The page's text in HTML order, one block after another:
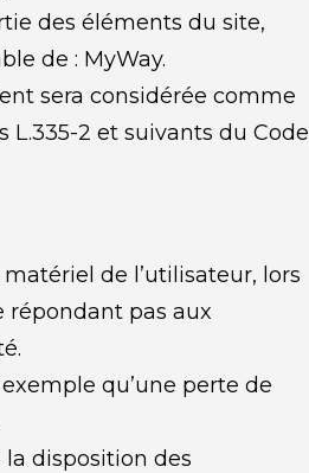
des éléments du site,
de : MyWay.
sera considérée comme
2 et suivants du Code
de l’utilisateur, lors
répondant pas aux
qu’une perte de
la disposition des